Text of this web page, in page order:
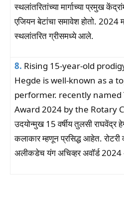
स्थलांतरितांच्या मार्गाच्या प्रमुख
एजियन बेटांचा समावेश होतो.
स्थलांतरित ग्रीसमध्ये आले.
8. Rising 15-year-old
Hegde is well-known as a
performer. recently named
Award 2024 by the Rotary
उदयोन्मुख 15 वर्षीय तुलसी राघवेंद्र
कलाकार म्हणून प्रसिद्ध आहेत.
अलीकडेच यंग अचिव्हर अवॉर्ड